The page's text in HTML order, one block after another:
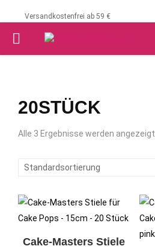
Versandkostenfrei ab 59 €
PRIMARY
20STÜCK
Alle 3 Ergebnisse werden angezeigt
Cake-Masters Stiele